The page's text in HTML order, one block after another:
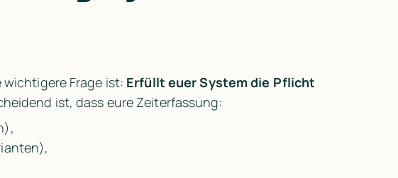
wichtigere Frage ist: Erfüllt euer System die Pflicht
ist, dass eure Zeiterfassung: